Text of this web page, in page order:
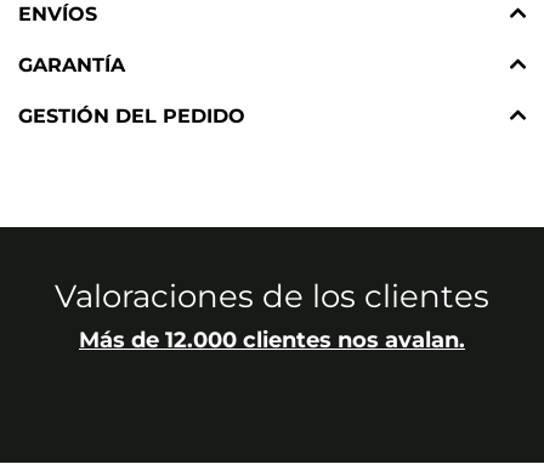
ENVÍOS
GARANTÍA
GESTIÓN DEL PEDIDO
Valoraciones de los clientes
Más de 12.000 clientes nos avalan.